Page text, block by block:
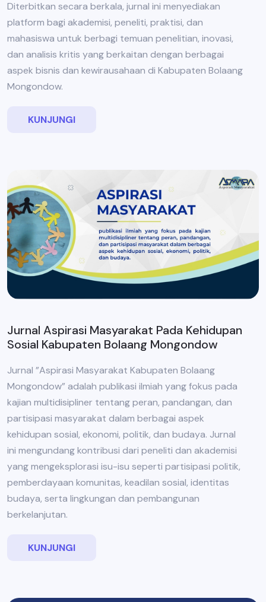
Diterbitkan secara berkala, jurnal ini menyediakan
platform bagi akademisi, peneliti, praktisi, dan
mahasiswa untuk berbagi temuan penelitian, inovasi,
dan analisis kritis yang berkaitan dengan berbagai
aspek bisnis dan kewirausahaan di Kabupaten Bolaang
Mongondow.
KUNJUNGI
Jurnal Aspirasi Masyarakat Pada Kehidupan
Sosial Kabupaten Bolaang Mongondow
Jurnal ”Aspirasi Masyarakat Kabupaten Bolaang
Mongondow” adalah publikasi ilmiah yang fokus pada
kajian multidisipliner tentang peran, pandangan, dan
partisipasi masyarakat dalam berbagai aspek
kehidupan sosial, ekonomi, politik, dan budaya. Jurnal
ini mengundang kontribusi dari peneliti dan akademisi
yang mengeksplorasi isu-isu seperti partisipasi politik,
pemberdayaan komunitas, keadilan sosial, identitas
budaya, serta lingkungan dan pembangunan
berkelanjutan.
KUNJUNGI